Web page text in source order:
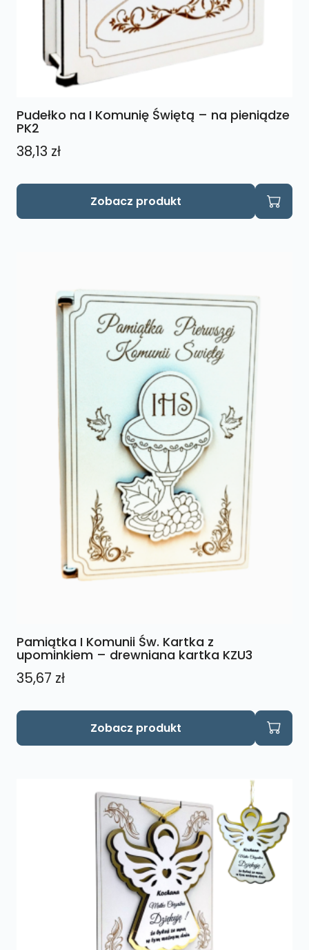
Pudełko na I Komunię Świętą – na pieniądze
PK2
38,13 zł
Zobacz produkt
Pamiątka I Komunii Św. Kartka z
upominkiem – drewniana kartka KZU3
35,67 zł
Zobacz produkt